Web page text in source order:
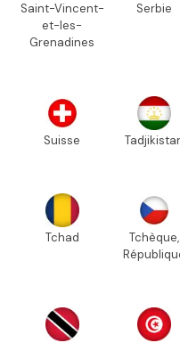
Saint-Vincent-
et-les-
Grenadines
Serbie
Suisse
Tchad
Tchèque,